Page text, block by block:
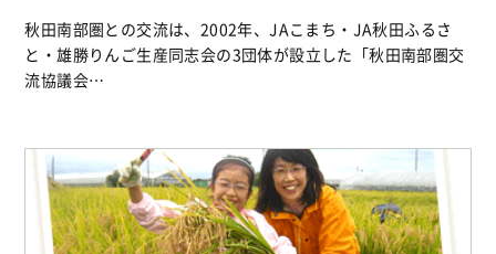
秋田南部圏との交流は、2002年、JAこまち・JA秋田ふるさ
と・雄勝りんご生産同志会の3団体が設立した「秋田南部圏交
流協議会…